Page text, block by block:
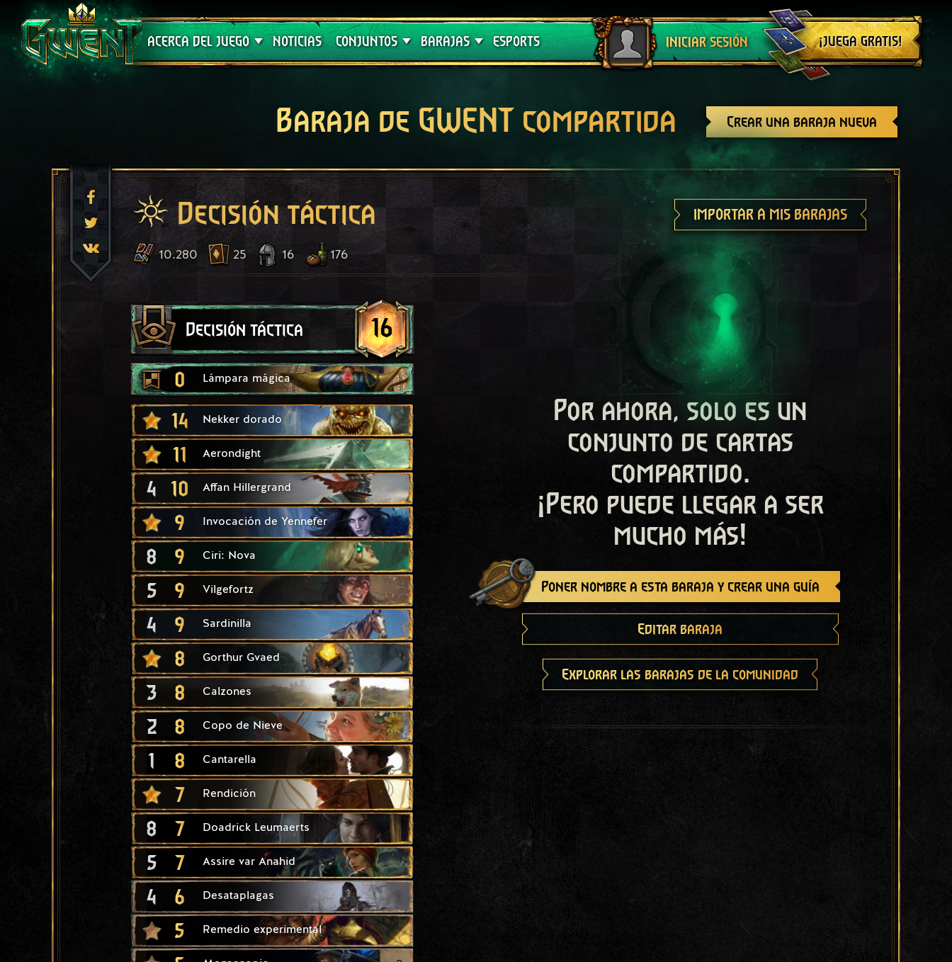
ACERCA DEL JUEGO
Soporte técnico
NOTICIAS CONJUNTOS
Crimson Curse
BARAJAS
Guías de barajas
ESPORTS INICIAR SESIÓN
Cerrar sesión
¡JUEGA GRATIS!
Crear una baraja nueva
Baraja de GWENT compartida
Decisión táctica IMPORTAR A MIS BARAJAS
10.280 25 16 176
Decisión táctica 16
0 Lámpara mágica
14 Nekker dorado
11 Aerondight
4 10 Affan Hillergrand
9 Invocación de Yennefer
8 9 Ciri: Nova
5 9 Vilgefortz
4 9 Sardinilla
8 Gorthur Gvaed
3 8 Calzones
2 8 Copo de Nieve
1 8 Cantarella
7 Rendición
8 7 Doadrick Leumaerts
5 7 Assire var Anahid
4 6 Desataplagas
5 Remedio experimental
Por ahora, solo es un
conjunto de cartas
compartido.
¡Pero puede llegar a ser
mucho más!
Poner nombre a esta baraja y crear una guía
Editar baraja
Explorar las barajas de la comunidad